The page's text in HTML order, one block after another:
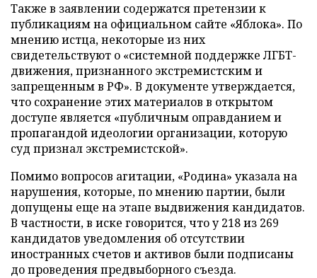
Также в заявлении содержатся претензии к
публикациям на официальном сайте «Яблока». По
мнению истца, некоторые из них
свидетельствуют о «системной поддержке ЛГБТ-
движения, признанного экстремистским и
запрещенным в РФ». В документе утверждается,
что сохранение этих материалов в открытом
доступе является «публичным оправданием и
пропагандой идеологии организации, которую
суд признал экстремистской».
Помимо вопросов агитации, «Родина» указала на
нарушения, которые, по мнению партии, были
допущены еще на этапе выдвижения кандидатов.
В частности, в иске говорится, что у 218 из 269
кандидатов уведомления об отсутствии
иностранных счетов и активов были подписаны
до проведения предвыборного съезда.